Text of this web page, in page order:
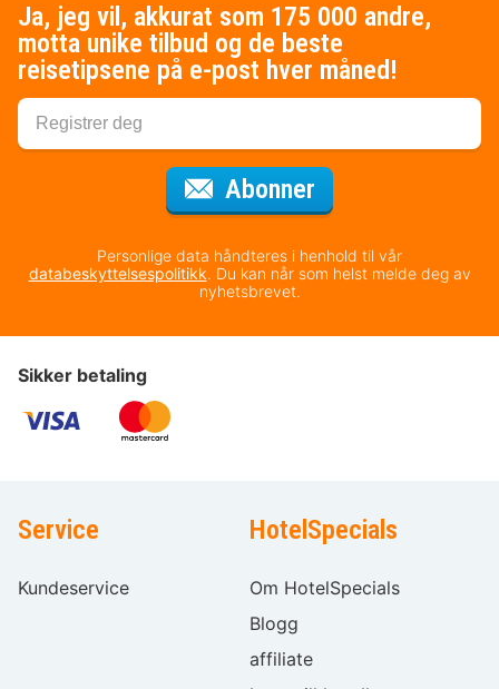
Ja, jeg vil, akkurat som 175 000 andre,
motta unike tilbud og de beste
reisetipsene på e-post hver måned!
Abonner
Personlige data håndteres i henhold til vår
databeskyttelsespolitikk. Du kan når som helst melde deg av
nyhetsbrevet.
Sikker betaling
Service
Kundeservice
HotelSpecials
Om HotelSpecials
Blogg
affiliate